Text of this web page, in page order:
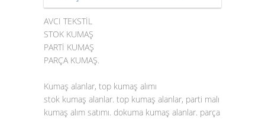
AVCI TEKSTİL
STOK KUMAŞ
PARTİ KUMAŞ
PARÇA KUMAŞ.
Kumaş alanlar, top kumaş alımı
stok kumaş alanlar. top kumaş alanlar, parti malı
kumaş alım satımı. dokuma kumaş alanlar. parça